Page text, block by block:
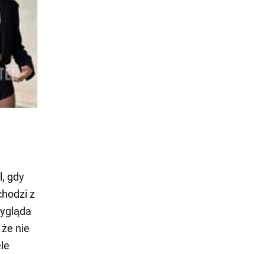
gdy
z
nie